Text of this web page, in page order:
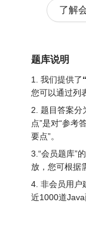
了解
题库说明
1. 我们提供了
您可以通过列
2. 题目答案分
点”是对“参考
要点”。
3.“会员题库”
放，您可根据
4. 非会员用户
近1000道